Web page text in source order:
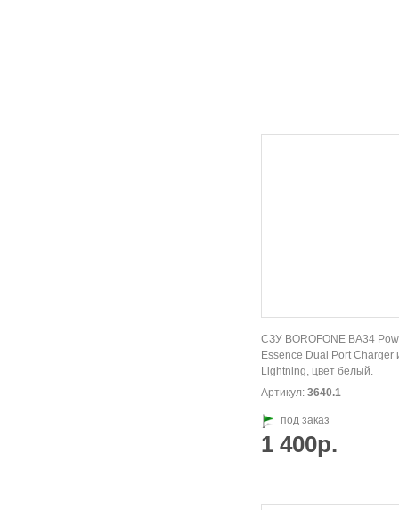
СЗУ BOROFONE BA34
Essence Dual Port Charger
Lightning, цвет белый.
Артикул: 3640.1
под заказ
1 400р.